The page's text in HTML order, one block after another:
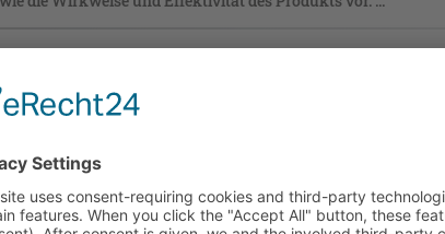
Zehen- und Fingernägel. Unbehandelt schreitet sie in
Im Folgenden werden die wichtigsten Aspekte zu
...